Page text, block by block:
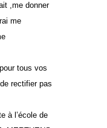
,me donner
me
tous vos
rectifier pas
à l’école de